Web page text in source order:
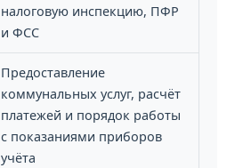
налоговую инспекцию, ПФР
и ФСС
Предоставление
коммунальных услуг, расчёт
платежей и порядок работы
с показаниями приборов
учёта